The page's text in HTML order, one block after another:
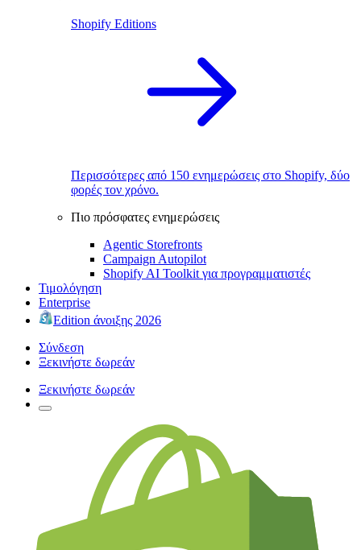
Shopify Editions
Περισσότερες από 150 ενημερώσεις στο Shopify, δύο
φορές τον χρόνο.
Πιο πρόσφατες ενημερώσεις
Agentic Storefronts
Campaign Autopilot
Shopify AI Toolkit για προγραμματιστές
Τιμολόγηση
Enterprise
Edition άνοιξης 2026
Σύνδεση
Ξεκινήστε δωρεάν
Ξεκινήστε δωρεάν